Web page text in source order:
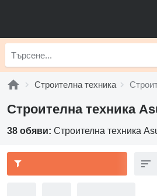
Строителна техника
Строителна техника
38 обяви: Строителна техника